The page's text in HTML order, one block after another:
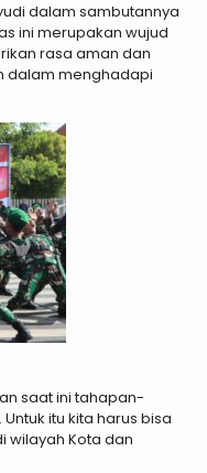
dalam sambutannya
ini merupakan wujud
rasa aman dan
dalam menghadapi
saat ini tahapan-
itu kita harus bisa
wilayah Kota dan